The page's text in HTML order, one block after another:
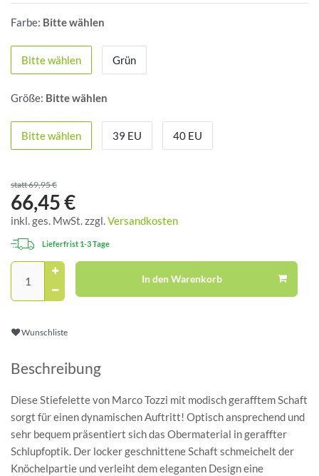
Farbe: Bitte wählen
Bitte wählen Grün
Größe: Bitte wählen
Bitte wählen 39 EU 40 EU
statt 69,95 €
66,45 €
inkl. ges. MwSt. zzgl.Versandkosten
Lieferfrist 1-3 Tage
In den Warenkorb
Wunschliste
Beschreibung
Diese Stiefelette von Marco Tozzi mit modisch gerafftem Schaft
sorgt für einen dynamischen Auftritt! Optisch ansprechend und
sehr bequem präsentiert sich das Obermaterial in geraffter
Schlupfoptik. Der locker geschnittene Schaft schmeichelt der
Knöchelpartie und verleiht dem eleganten Design eine